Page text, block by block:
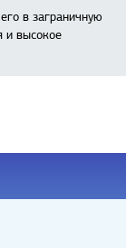
в заграничную
и высокое